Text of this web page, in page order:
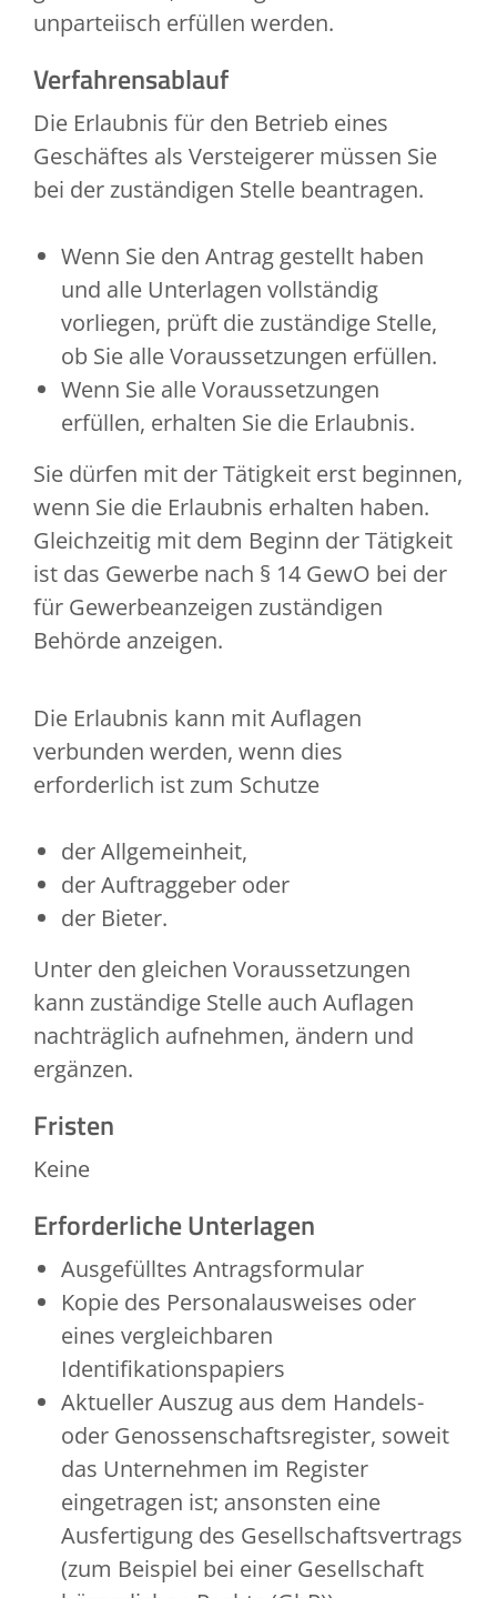
unparteiisch erfüllen werden.
Verfahrensablauf
Die Erlaubnis für den Betrieb eines
Geschäftes als Versteigerer müssen Sie
bei der zuständigen Stelle beantragen.
Wenn Sie den Antrag gestellt haben
und alle Unterlagen vollständig
vorliegen, prüft die zuständige Stelle,
ob Sie alle Voraussetzungen erfüllen.
Wenn Sie alle Voraussetzungen
erfüllen, erhalten Sie die Erlaubnis.
Sie dürfen mit der Tätigkeit erst beginnen,
wenn Sie die Erlaubnis erhalten haben.
Gleichzeitig mit dem Beginn der Tätigkeit
ist das Gewerbe nach § 14 GewO bei der
für Gewerbeanzeigen zuständigen
Behörde anzeigen.
Die Erlaubnis kann mit Auflagen
verbunden werden, wenn dies
erforderlich ist zum Schutze
der Allgemeinheit,
der Auftraggeber oder
der Bieter.
Unter den gleichen Voraussetzungen
kann zuständige Stelle auch Auflagen
nachträglich aufnehmen, ändern und
ergänzen.
Fristen
Keine
Erforderliche Unterlagen
Ausgefülltes Antragsformular
Kopie des Personalausweises oder
eines vergleichbaren
Identifikationspapiers
Aktueller Auszug aus dem Handels-
oder Genossenschaftsregister, soweit
das Unternehmen im Register
eingetragen ist; ansonsten eine
Ausfertigung des Gesellschaftsvertrags
(zum Beispiel bei einer Gesellschaft